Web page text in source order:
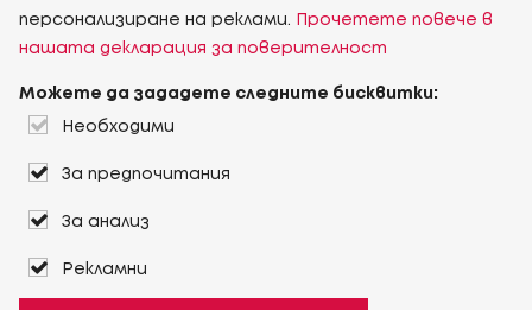
персонализиране на реклами.
Прочетете повече в
нашата декларация за поверителност
Можете да зададете следните бисквитки:
Необходими
За предпочитания
За анализ
Рекламни